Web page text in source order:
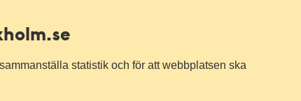
statistik och för att webbplatsen ska